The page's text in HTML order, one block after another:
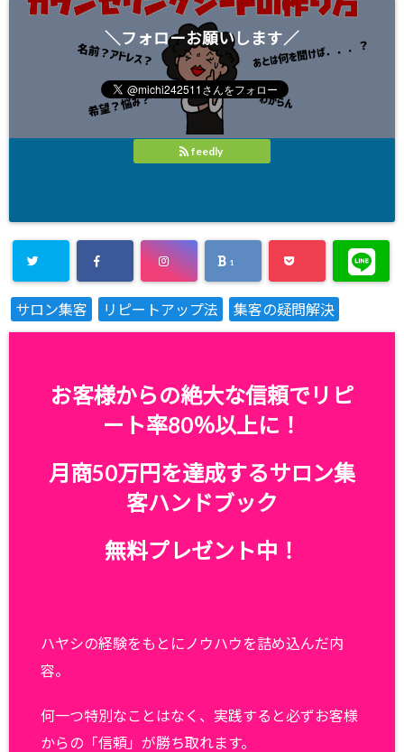
＼フォローお願いします／
feedly
1
サロン集客 リピートアップ法 集客の疑問解決
お客様からの絶大な信頼でリピ
ート率80％以上に！
月商50万円を達成するサロン集
客ハンドブック
無料プレゼント中！
ハヤシの経験をもとにノウハウを詰め込んだ内
容。
何一つ特別なことはなく、実践すると必ずお客様
からの「信頼」が勝ち取れます。